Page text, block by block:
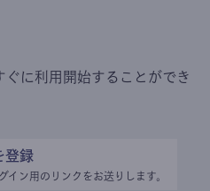
に利用開始することができ
登録
イン用のリンクをお送りします。